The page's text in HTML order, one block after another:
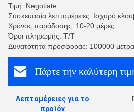
Τιμή: Negotiate
Συσκευασία λεπτομέρειες: Ισχυρό
Χρόνος παράδοσης: 10-20 μέρες
Όροι πληρωμής: T/T
Δυνατότητα προσφοράς: 100000
Πάρτε την καλύτερη
Λεπτομέρειες για το
προϊόν